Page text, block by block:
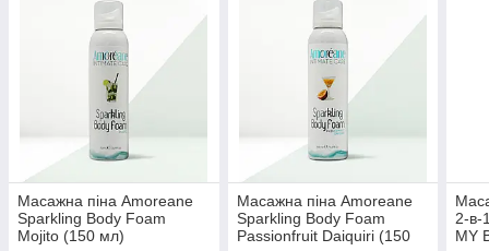
Масажна піна Amoreane
Sparkling Body Foam
Mojito (150 мл)
Масажна піна Amoreane
Sparkling Body Foam
Passionfruit Daiquiri (150
2-в-
MY